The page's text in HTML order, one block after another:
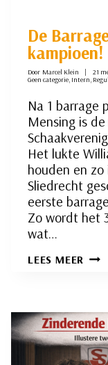
De
kampioen!
Door Marcel Klein
21
Geen categorie, Intern,
Na 1 barrage
Mensing is
Het lukte
houden en zo
Sliedrecht
eerste
Zo wordt het
wat…
LEES MEER DE